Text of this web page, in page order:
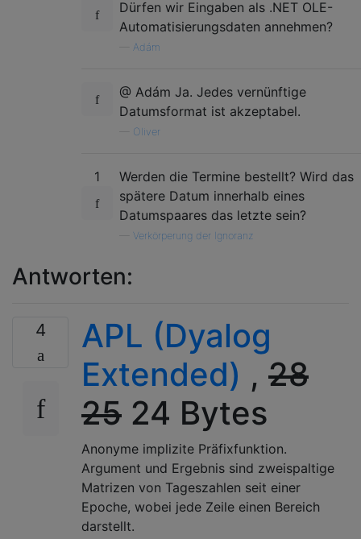
Dürfen wir Eingaben als .NET OLE-
Automatisierungsdaten annehmen?
Adám
@ Adám Ja. Jedes vernünftige
Datumsformat ist akzeptabel.
Oliver
1
Werden die Termine bestellt? Wird das
spätere Datum innerhalb eines
Datumspaares das letzte sein?
Verkörperung der Ignoranz
Antworten:
4
APL (Dyalog
Extended) , 28
25 24 Bytes
Anonyme implizite Präfixfunktion.
Argument und Ergebnis sind zweispaltige
Matrizen von Tageszahlen seit einer
Epoche, wobei jede Zeile einen Bereich
darstellt.